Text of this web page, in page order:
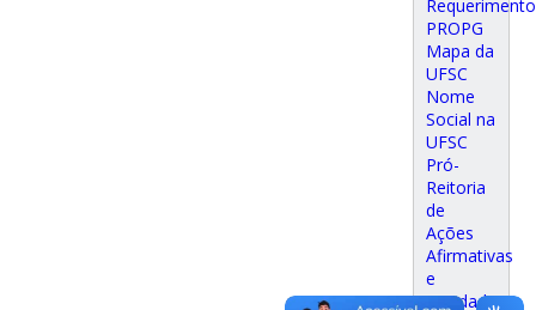
PROPG
Mapa da
UFSC
Nome
Social na
UFSC
Pró-
Reitoria
de
Ações
Afirmativas
e
Equidade